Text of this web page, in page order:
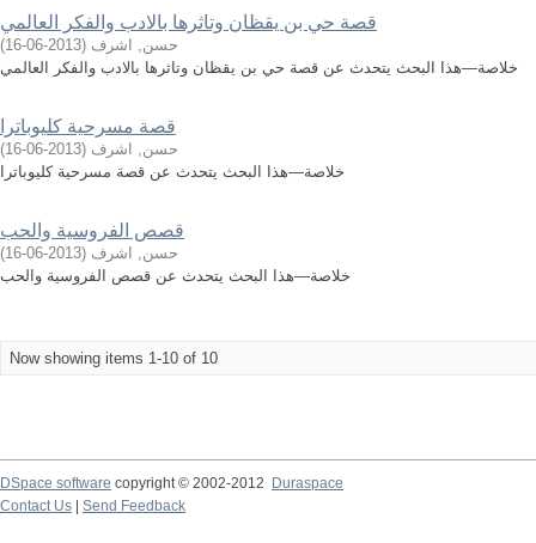
قصة حي بن يقظان وتاثرها بالادب والفكر العالمي
حسن, اشرف (
2013-06-16
)
خلاصة—هذا البحث يتحدث عن قصة حي بن يقظان وتاثرها بالادب والفكر العالمي
قصة مسرحية كليوباترا
حسن, اشرف (
2013-06-16
)
خلاصة—هذا البحث يتحدث عن قصة مسرحية كليوباترا
قصص الفروسية والحب
حسن, اشرف (
2013-06-16
)
خلاصة—هذا البحث يتحدث عن قصص الفروسية والحب
Now showing items 1-10 of 10
DSpace software copyright © 2002-2012
Duraspace
Contact Us
Send Feedback